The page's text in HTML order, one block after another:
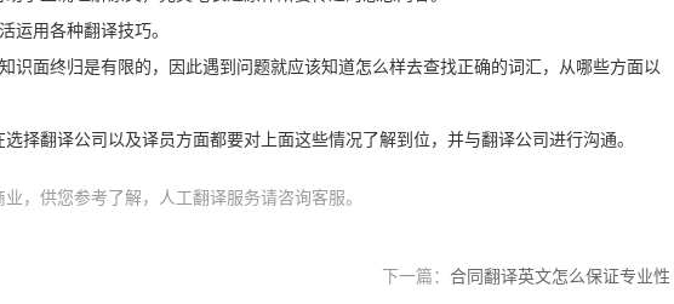
运用各种翻译技巧。
识面终归是有限的，因此遇到问题就应该知道怎么样去查找正确的词汇，从哪些方面以
择翻译公司以及译员方面都要对上面这些情况了解到位，并与翻译公司进行沟通。
，供您参考了解，人工翻译服务请咨询客服。
下一篇： 合同翻译英文怎么保证专业性